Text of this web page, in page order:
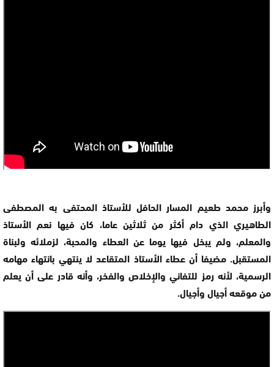
وأبرز محمد طعيم المسار الحافل للأستاذ المحتفى به المصطفى
الطاهيري الذي دام أكثر من ثلاثين عاما، كان فيها نعم الأستاذ
والمعلم، ولم يبخل فيها يوما عن العطاء والمحبة، لزملائه ولبناة
المستقبل. مضيفا أن عطاء الأستاذ المتقاعد لا ينتهي بانتهاء مهامه
الرسمية، لأنه رمز للتفاني والإخلاص والفخر، وأنه قادر على أن يعلم
من موقعه أجيال وأجيال.